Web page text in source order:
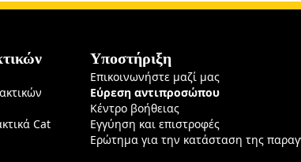
Cat
Υποστήριξη
Επικοινωνήστε μαζί μας
Εύρεση αντιπροσώπου
Κέντρο βοήθειας
Εγγύηση και επιστροφές
Ερώτημα για την κατάσταση της